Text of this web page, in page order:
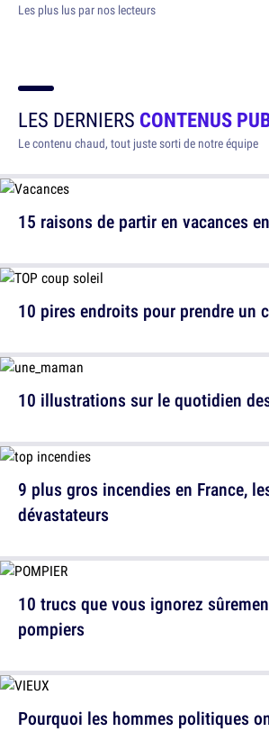
Les plus lus par nos lecteurs
LES DERNIERS CONTENUS
Le contenu chaud, tout juste sorti de notre équipe
15 raisons de partir en vacances
10 illustrations sur le quotidien
10 trucs que vous ignorez
pompiers
10 pires endroits pour prendre un
9 plus gros incendies en France,
dévastateurs
Pourquoi les hommes politiques